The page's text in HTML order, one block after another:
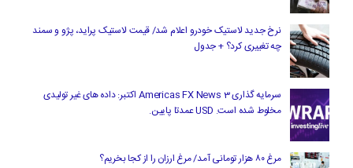
نرخ جدید لاستیک خودرو اعلام شد/ قیمت لاستیک پراید، پژو و سمند
چه تغییری کرد؟ + جدول
سرمایه گذاری Americas FX News 3 اکتبر: داده های غیر تولیدی
مخلوط شده است. USD عمدتا پایین.
مرغ ۸۰ هزار تومانی آمد/ مرغ ارزان را از کجا بخریم؟